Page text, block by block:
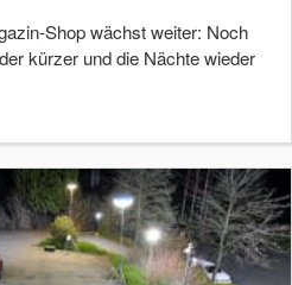
Shop wächst weiter: Noch
kürzer und die Nächte wieder